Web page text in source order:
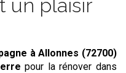
un plaisir
à Allonnes (72700)
pour la rénover dans